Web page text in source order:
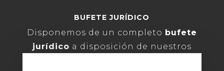
BUFETE JURÍDICO
Disponemos de un completo bufete
jurídico a disposición de nuestros